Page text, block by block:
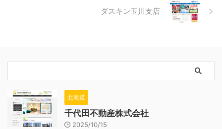
ダスキン玉川支店
北海道
千代田不動産株式会社
2025/10/15